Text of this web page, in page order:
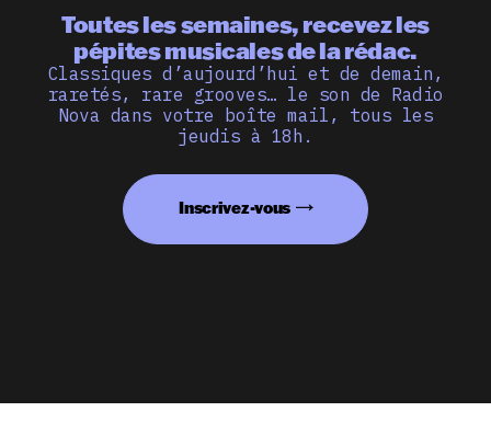
Toutes les semaines, recevez les
pépites musicales de la rédac.
Classiques d’aujourd’hui et de demain,
raretés, rare grooves… le son de Radio
Nova dans votre boîte mail, tous les
jeudis à 18h.
Inscrivez-vous